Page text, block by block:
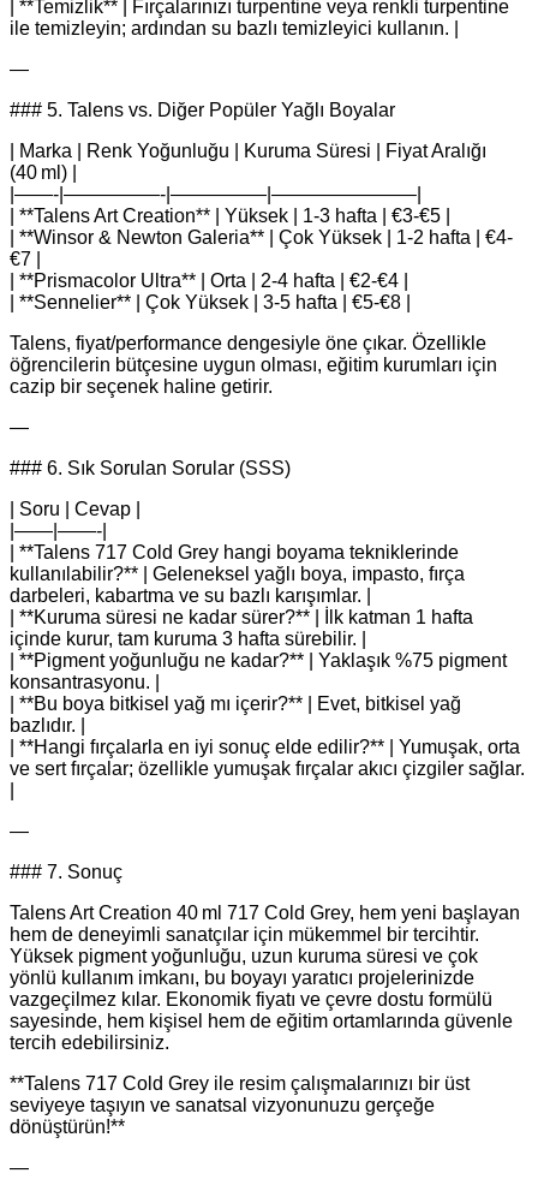
| **Temizlik** | Fırçalarınızı turpentine veya renkli turpentine
ile temizleyin; ardından su bazlı temizleyici kullanın. |
—
### 5. Talens vs. Diğer Popüler Yağlı Boyalar
| Marka | Renk Yoğunluğu | Kuruma Süresi | Fiyat Aralığı
(40 ml) |
|——-|—————-|—————|———————–|
| **Talens Art Creation** | Yüksek | 1-3 hafta | €3-€5 |
| **Winsor & Newton Galeria** | Çok Yüksek | 1-2 hafta | €4-
€7 |
| **Prismacolor Ultra** | Orta | 2-4 hafta | €2-€4 |
| **Sennelier** | Çok Yüksek | 3-5 hafta | €5-€8 |
Talens, fiyat/performance dengesiyle öne çıkar. Özellikle
öğrencilerin bütçesine uygun olması, eğitim kurumları için
cazip bir seçenek haline getirir.
—
### 6. Sık Sorulan Sorular (SSS)
| Soru | Cevap |
|——|——-|
| **Talens 717 Cold Grey hangi boyama tekniklerinde
kullanılabilir?** | Geleneksel yağlı boya, impasto, fırça
darbeleri, kabartma ve su bazlı karışımlar. |
| **Kuruma süresi ne kadar sürer?** | İlk katman 1 hafta
içinde kurur, tam kuruma 3 hafta sürebilir. |
| **Pigment yoğunluğu ne kadar?** | Yaklaşık %75 pigment
konsantrasyonu. |
| **Bu boya bitkisel yağ mı içerir?** | Evet, bitkisel yağ
bazlıdır. |
| **Hangi fırçalarla en iyi sonuç elde edilir?** | Yumuşak, orta
ve sert fırçalar; özellikle yumuşak fırçalar akıcı çizgiler sağlar.
—
### 7. Sonuç
Talens Art Creation 40 ml 717 Cold Grey, hem yeni başlayan
hem de deneyimli sanatçılar için mükemmel bir tercihtir.
Yüksek pigment yoğunluğu, uzun kuruma süresi ve çok
yönlü kullanım imkanı, bu boyayı yaratıcı projelerinizde
vazgeçilmez kılar. Ekonomik fiyatı ve çevre dostu formülü
sayesinde, hem kişisel hem de eğitim ortamlarında güvenle
tercih edebilirsiniz.
**Talens 717 Cold Grey ile resim çalışmalarınızı bir üst
seviyeye taşıyın ve sanatsal vizyonunuzu gerçeğe
dönüştürün!**
—